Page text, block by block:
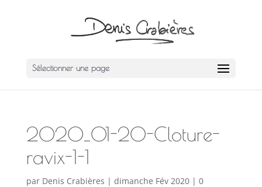
Sélectionner une page
2020_01-20-Cloture-
ravix-1-1
par Denis Crabières | dimanche Fév 2020| 0